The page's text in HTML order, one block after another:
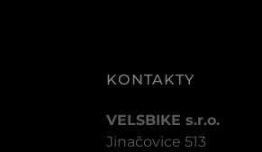
KONTAKTY
VELSBIKE s.r.o.
Jinačovice 513